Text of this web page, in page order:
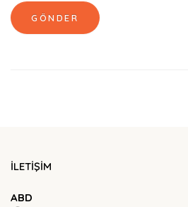
GÖNDER
İLETİŞİM
ABD